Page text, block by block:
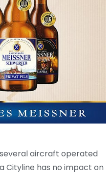
aircraft operated
Cityline has no impact on